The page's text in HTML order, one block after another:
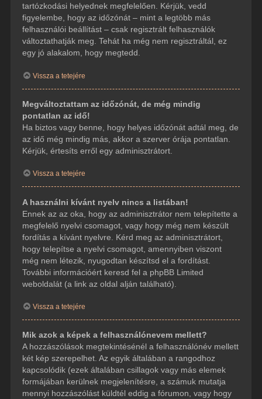
tartózkodási helyednek megfelelően. Kérjük, vedd
figyelembe, hogy az időzónát – mint a legtöbb más
felhasználói beállítást – csak regisztrált felhasználók
változtathatják meg. Tehát ha még nem regisztráltál, ez
egy jó alakalom, hogy megtedd.
Vissza a tetejére
Megváltoztattam az időzónát, de még mindig
pontatlan az idő!
Ha biztos vagy benne, hogy helyes időzónát adtál meg, de
az idő még mindig más, akkor a szerver órája pontatlan.
Kérjük, értesíts erről egy adminisztrátort.
Vissza a tetejére
A használni kívánt nyelv nincs a listában!
Ennek az az oka, hogy az adminisztrátor nem telepítette a
megfelelő nyelvi csomagot, vagy hogy még nem készült
fordítás a kívánt nyelvre. Kérd meg az adminisztrátort,
hogy telepítse a nyelvi csomagot, amennyiben viszont
még nem létezik, nyugodtan készítsd el a fordítást.
További információért keresd fel a phpBB Limited
weboldalát (a link az oldal alján található).
Vissza a tetejére
Mik azok a képek a felhasználónevem mellett?
A hozzászólások megtekintésénél a felhasználónév mellett
két kép szerepelhet. Az egyik általában a rangodhoz
kapcsolódik (ezek általában csillagok vagy más elemek
formájában kerülnek megjelenítésre, a számuk mutatja
mennyi hozzászólást küldtél eddig a fórumon, vagy hogy